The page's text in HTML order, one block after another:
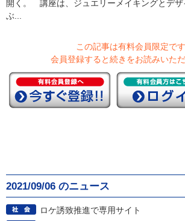
開く。 講座は、ジュエリーメイキングとデザ
ぶ...
この記事は有料会員限定です
会員登録すると続きをお読みいただ
2021/09/06 のニュース
ロケ誘致推進で専用サイト